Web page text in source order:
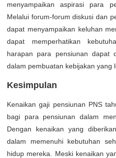
menyampaikan aspirasi para
Melalui forum-forum diskusi dan
dapat menyampaikan keluhan
dapat memperhatikan
harapan para pensiunan dapat
dalam pembuatan kebijakan yang
Kesimpulan
Kenaikan gaji pensiunan PNS
bagi para pensiunan dalam
Dengan kenaikan yang
dalam memenuhi kebutuhan
hidup mereka. Meski kenaikan